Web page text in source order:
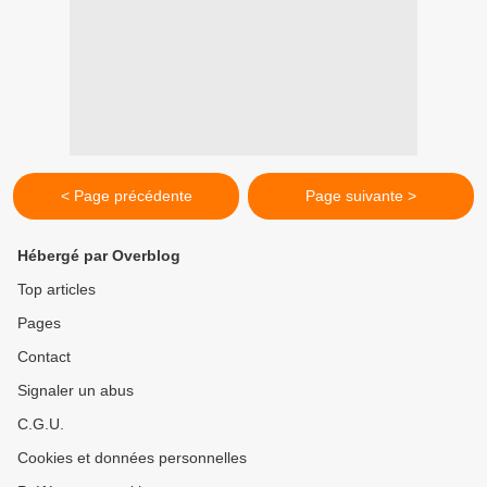
< Page précédente Page suivante >
Hébergé par Overblog
Top articles
Pages
Contact
Signaler un abus
C.G.U.
Cookies et données personnelles